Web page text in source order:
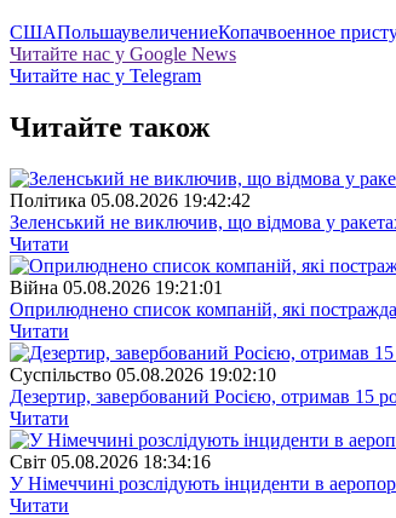
СШАПольшаувеличениеКопачвоенное
Читайте нас у Google News
Читайте нас у Telegram
Читайте також
Полiтика 05.08.2026 19:42:42
Зеленський не виключив, що відмова у
Читати
Війна 05.08.2026 19:21:01
Оприлюднено список компаній, які
Читати
Суспiльство 05.08.2026 19:02:10
Дезертир, завербований Росією, отримав 15
Читати
Свiт 05.08.2026 18:34:16
У Німеччині розслідують інциденти в
Читати